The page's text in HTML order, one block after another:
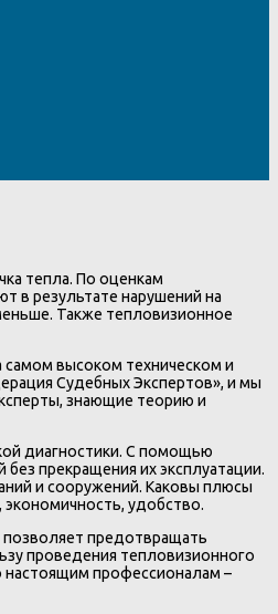
тепла. По оценкам
в результате нарушений на
Также тепловизионное
высоком техническом и
Судебных Экспертов», и мы
знающие теорию и
диагностики. С помощью
прекращения их эксплуатации.
и сооружений. Каковы плюсы
удобство.
предотвращать
проведения тепловизионного
настоящим профессионалам –